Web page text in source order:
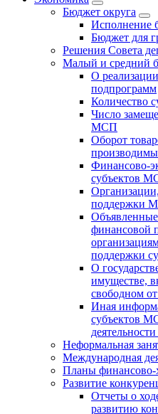
Бюджет округa
Исполнение
Бюджет для
Решения Совета
Малый и средний
О
подпрограмм
Количество
Число
МСП
Оборот
Финансово-
субъектов
поддержки
финансовой
поддержки
О
имуществе,
свободном
Иная
субъектов
Неформальная
Международная
Планы финансово-
Развитие
Отчеты о
развитию